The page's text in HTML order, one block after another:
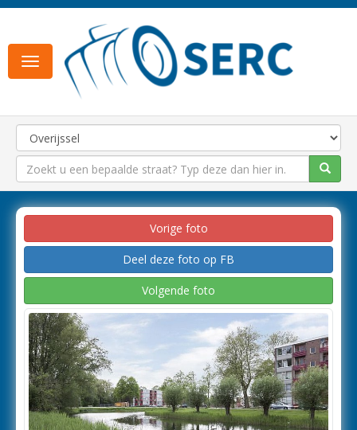
Toggle
navigation
Vorige foto
Deel deze foto op FB
Volgende foto